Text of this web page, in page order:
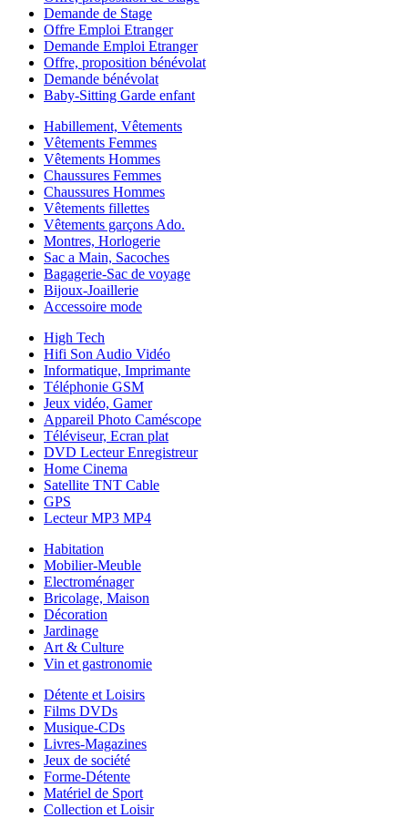
Demande de Stage
Offre Emploi Etranger
Demande Emploi Etranger
Offre, proposition bénévolat
Demande bénévolat
Baby-Sitting Garde enfant
Habillement, Vêtements
Vêtements Femmes
Vêtements Hommes
Chaussures Femmes
Chaussures Hommes
Vêtements fillettes
Vêtements garçons Ado.
Montres, Horlogerie
Sac a Main, Sacoches
Bagagerie-Sac de voyage
Bijoux-Joaillerie
Accessoire mode
High Tech
Hifi Son Audio Vidéo
Informatique, Imprimante
Téléphonie GSM
Jeux vidéo, Gamer
Appareil Photo Caméscope
Téléviseur, Ecran plat
DVD Lecteur Enregistreur
Home Cinema
Satellite TNT Cable
GPS
Lecteur MP3 MP4
Habitation
Mobilier-Meuble
Electroménager
Bricolage, Maison
Décoration
Jardinage
Art & Culture
Vin et gastronomie
Détente et Loisirs
Films DVDs
Musique-CDs
Livres-Magazines
Jeux de société
Forme-Détente
Matériel de Sport
Collection et Loisir